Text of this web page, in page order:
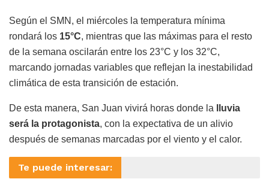
Según el SMN, el miércoles la temperatura mínima
rondará los 15°C, mientras que las máximas para el resto
de la semana oscilarán entre los 23°C y los 32°C,
marcando jornadas variables que reflejan la inestabilidad
climática de esta transición de estación.
De esta manera, San Juan vivirá horas donde la
lluvia
será la protagonista, con la expectativa de un alivio
después de semanas marcadas por el viento y el calor.
Te puede interesar: